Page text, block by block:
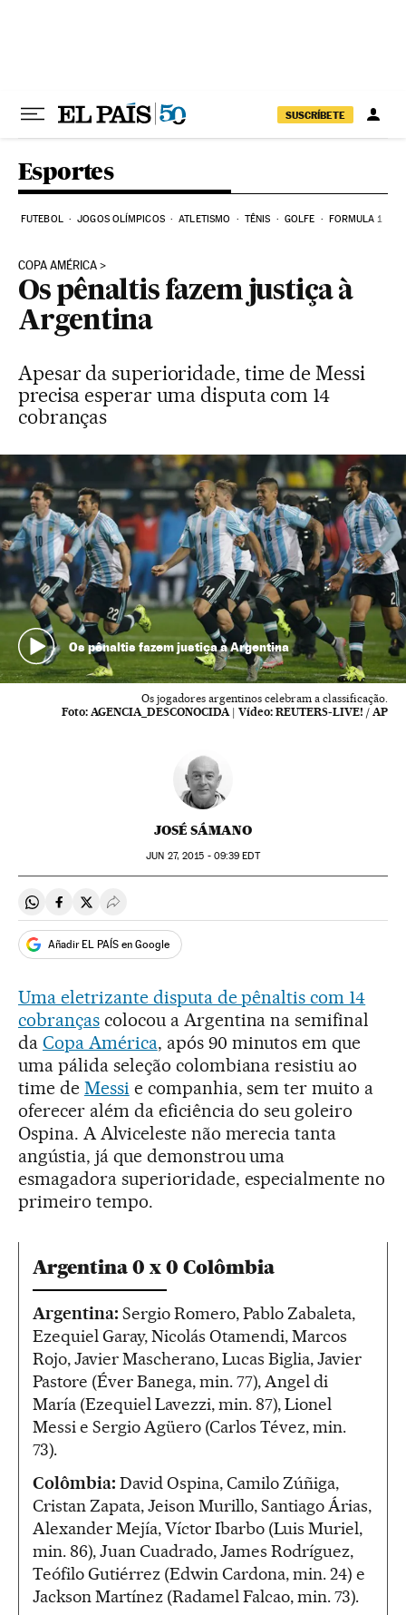
SUSCRÍBETE
Esportes
FUTEBOL JOGOS OLÍMPICOS ATLETISMO TÊNIS GOLFE FORMULA 1
COPA AMÉRICA
Os pênaltis fazem justiça à
Argentina
Apesar da superioridade, time de Messi
precisa esperar uma disputa com 14
cobranças
Os pênaltis fazem justiça a Argentina
Os jogadores argentinos celebram a classificação.
Foto: AGENCIA_DESCONOCIDA| Vídeo: REUTERS-LIVE! / AP
JOSÉ SÁMANO
JUN 27, 2015 - 09:39 EDT
Compartir en Whatsapp
Compartir en Facebook
Compartir en Twitter
Desplegar Redes Sociales
Añadir EL PAÍS en Google
Uma eletrizante disputa de pênaltis com 14
cobrançascolocou a Argentina na semifinal
da Copa América, após 90 minutos em que
uma pálida seleção colombiana resistiu ao
time de Messi e companhia, sem ter muito a
oferecer além da eficiência do seu goleiro
Ospina. A Alviceleste não merecia tanta
angústia, já que demonstrou uma
esmagadora superioridade, especialmente no
primeiro tempo.
Argentina 0 x 0 Colômbia
Argentina: Sergio Romero, Pablo Zabaleta,
Ezequiel Garay, Nicolás Otamendi, Marcos
Rojo, Javier Mascherano, Lucas Biglia, Javier
Pastore (Éver Banega, min. 77), Angel di
María (Ezequiel Lavezzi, min. 87), Lionel
Messi e Sergio Agüero (Carlos Tévez, min.
73).
Colômbia: David Ospina, Camilo Zúñiga,
Cristan Zapata, Jeison Murillo, Santiago Árias,
Alexander Mejía, Víctor Ibarbo (Luis Muriel,
min. 86), Juan Cuadrado, James Rodríguez,
Teófilo Gutiérrez (Edwin Cardona, min. 24) e
Jackson Martínez (Radamel Falcao, min. 73).